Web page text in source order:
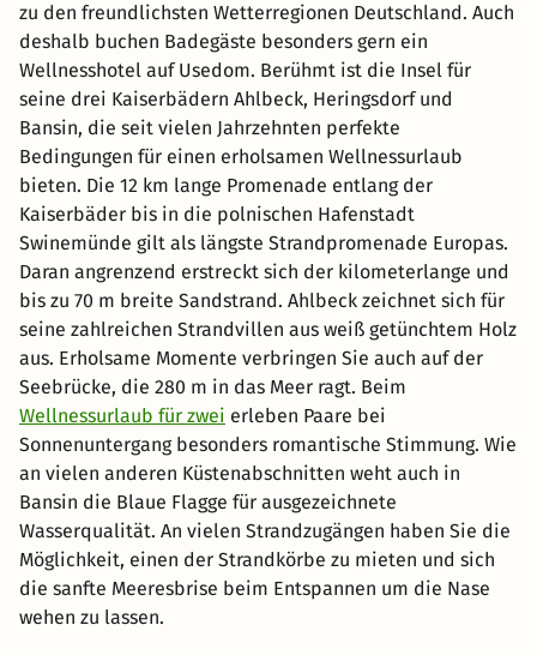
zu den freundlichsten Wetterregionen Deutschland. Auch
deshalb buchen Badegäste besonders gern ein
Wellnesshotel auf Usedom. Berühmt ist die Insel für
seine drei Kaiserbädern Ahlbeck, Heringsdorf und
Bansin, die seit vielen Jahrzehnten perfekte
Bedingungen für einen erholsamen Wellnessurlaub
bieten. Die 12 km lange Promenade entlang der
Kaiserbäder bis in die polnischen Hafenstadt
Swinemünde gilt als längste Strandpromenade Europas.
Daran angrenzend erstreckt sich der kilometerlange und
bis zu 70 m breite Sandstrand. Ahlbeck zeichnet sich für
seine zahlreichen Strandvillen aus weiß getünchtem Holz
aus. Erholsame Momente verbringen Sie auch auf der
Seebrücke, die 280 m in das Meer ragt. Beim
Wellnessurlaub für zwei erleben Paare bei
Sonnenuntergang besonders romantische Stimmung. Wie
an vielen anderen Küstenabschnitten weht auch in
Bansin die Blaue Flagge für ausgezeichnete
Wasserqualität. An vielen Strandzugängen haben Sie die
Möglichkeit, einen der Strandkörbe zu mieten und sich
die sanfte Meeresbrise beim Entspannen um die Nase
wehen zu lassen.